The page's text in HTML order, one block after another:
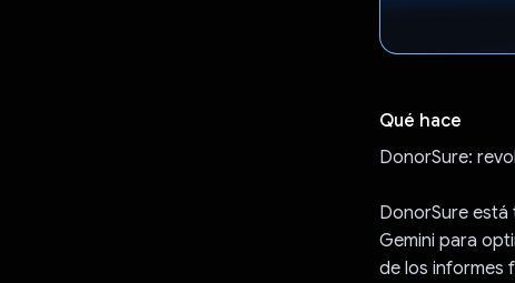
Qué hace
DonorSure:
DonorSure
Gemini para
de los informes